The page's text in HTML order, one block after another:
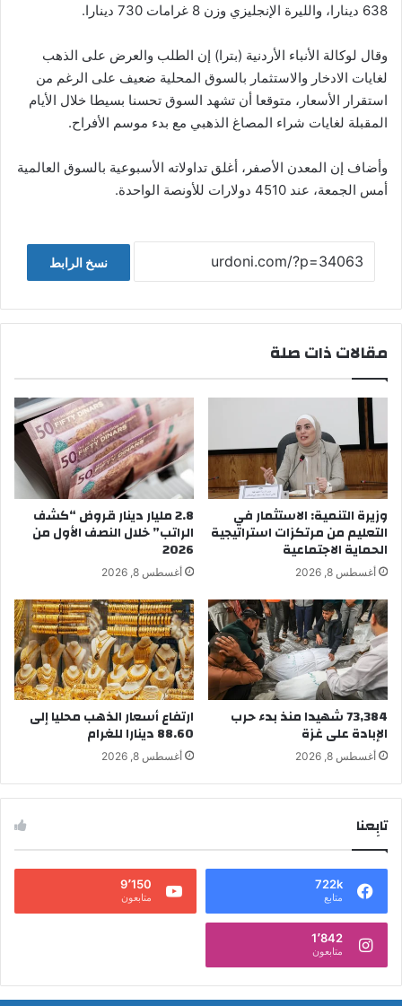
638 دينارا، والليرة الإنجليزي وزن 8 غرامات 730 دينارا.
وقال لوكالة الأنباء الأردنية (بترا) إن الطلب والعرض على الذهب
لغايات الادخار والاستثمار بالسوق المحلية ضعيف على الرغم من
استقرار الأسعار، متوقعا أن تشهد السوق تحسنا بسيطا خلال الأيام
المقبلة لغايات شراء المصاغ الذهبي مع بدء موسم الأفراح.
وأضاف إن المعدن الأصفر، أغلق تداولاته الأسبوعية بالسوق العالمية
أمس الجمعة، عند 4510 دولارات للأونصة الواحدة.
نسخ الرابط
مقالات ذات صلة
وزيرة التنمية: الاستثمار في
التعليم من مرتكزات استراتيجية
الحماية الاجتماعية
أغسطس 8, 2026
2.8 مليار دينار قروض “كشف
الراتب” خلال النصف الأول من
2026
أغسطس 8, 2026
73,384 شهيدا منذ بدء حرب
الإبادة على غزة
أغسطس 8, 2026
ارتفاع أسعار الذهب محليا إلى
88.60 دينارا للغرام
أغسطس 8, 2026
تابِعنا
722k
متابع
9٬150
متابعون
1٬842
متابعون